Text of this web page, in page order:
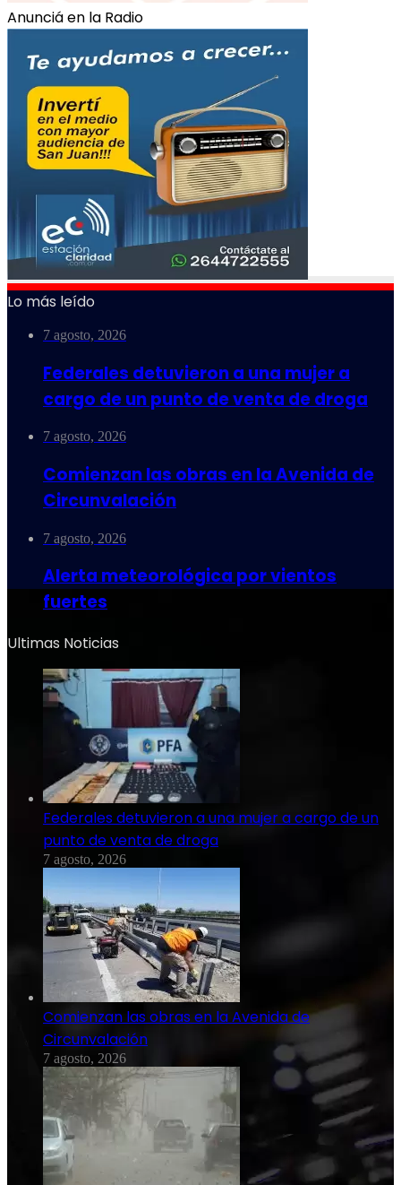
Anunciá en la Radio
Lo más leído
7 agosto, 2026
Federales detuvieron a una mujer a
cargo de un punto de venta de droga
7 agosto, 2026
Comienzan las obras en la Avenida de
Circunvalación
7 agosto, 2026
Alerta meteorológica por vientos
fuertes
Ultimas Noticias
Federales detuvieron a una mujer a cargo de un
punto de venta de droga
7 agosto, 2026
Comienzan las obras en la Avenida de
Circunvalación
7 agosto, 2026